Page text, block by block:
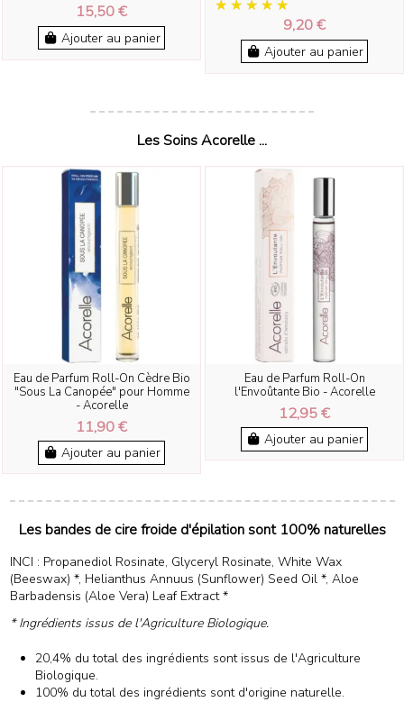
15,50 €
Ajouter au panier
9,20 €
Ajouter au panier
Les Soins Acorelle ...
Eau de Parfum Roll-On Cèdre Bio
"Sous La Canopée" pour Homme
- Acorelle
11,90 €
Ajouter au panier
Eau de Parfum Roll-On
l'Envoûtante Bio - Acorelle
12,95 €
Ajouter au panier
Les bandes de cire froide d'épilation sont 100% naturelles
INCI : Propanediol Rosinate, Glyceryl Rosinate, White Wax
(Beeswax) *, Helianthus Annuus (Sunflower) Seed Oil *, Aloe
Barbadensis (Aloe Vera) Leaf Extract *
* Ingrédients issus de l'Agriculture Biologique.
20,4% du total des ingrédients sont issus de l'Agriculture
Biologique.
100% du total des ingrédients sont d'origine naturelle.